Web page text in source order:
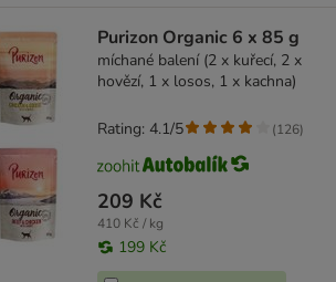
Purizon Organic 6 x 85 g
míchané balení (2 x kuřecí, 2 x
hovězí, 1 x losos, 1 x kachna)
209 Kč
410 Kč / kg
199 Kč
Rating: 4.1/5 (126)